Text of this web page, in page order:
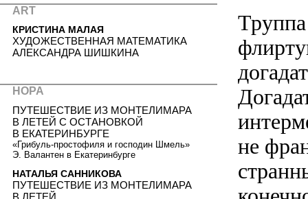
не
ART
КРИСТИНА МАЛАЯ
ХУДОЖЕСТВЕННАЯ МАТЕМАТИКА
АЛЕКСАНДРА ШИШКИНА
НОРА
ПУТЕШЕСТВИЕ ИЗ МОНТЕЛИМАРА
В ЛЕТЕЙ С ОСТАНОВКОЙ
В ЕКАТЕРИНБУРГЕ
«Грибуль-простофиля и господин Шмель»
Э. Валантен в Екатеринбурге
НАТАЛЬЯ САННИКОВА
ПУТЕШЕСТВИЕ ИЗ МОНТЕЛИМАРА
В ЛЕТЕЙ